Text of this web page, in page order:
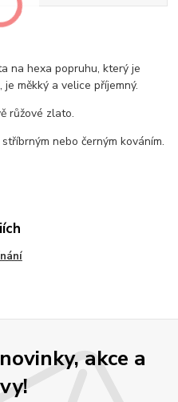
na hexa popruhu, který je
měkký a velice příjemný.
růžové zlato.
nebo černým kováním.
akce a